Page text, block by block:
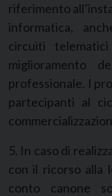
riferimento
informatica,
circuiti
miglioramento
professionale. I
partecipanti al
5. In caso di
con il ricorso alla
conto canone